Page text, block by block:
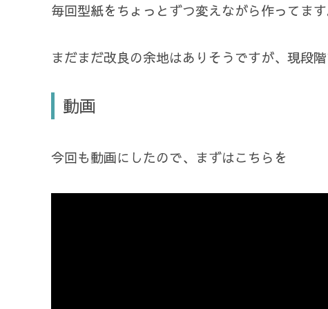
毎回型紙をちょっとずつ変えながら作ってます
まだまだ改良の余地はありそうですが、現段
動画
今回も動画にしたので、まずはこちらを